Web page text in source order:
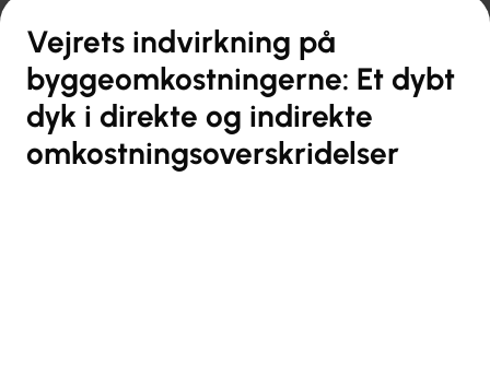
Vejrets indvirkning på
byggeomkostningerne: Et dybt
dyk i direkte og indirekte
omkostningsoverskridelser